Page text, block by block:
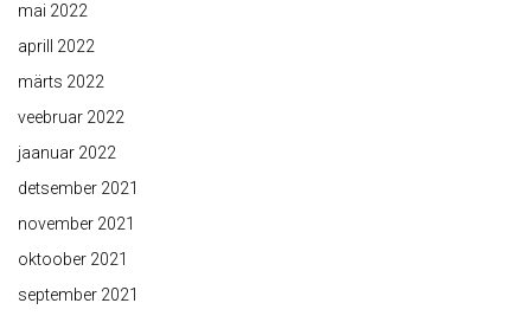
mai 2022
aprill 2022
märts 2022
veebruar 2022
jaanuar 2022
detsember 2021
november 2021
oktoober 2021
september 2021